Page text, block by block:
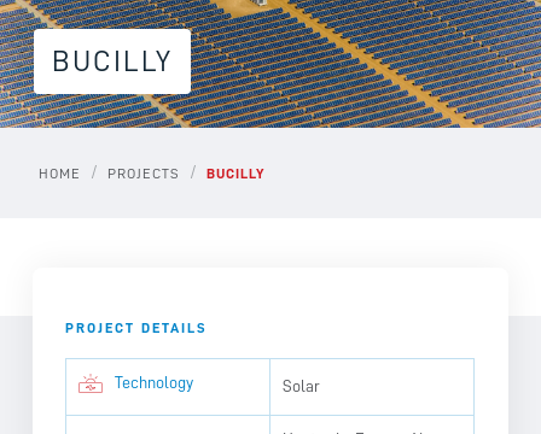
BUCILLY
HOME / PROJECTS / BUCILLY
PROJECT DETAILS
Technology Solar